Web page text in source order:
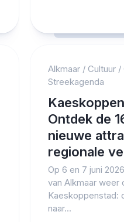
Alkmaar/ Cultuur/
Streekagenda
Ontdek de
nieuwe
regionale
Op 6 en 7 juni
van Alkmaar
Kaeskoppenstad:
naar...